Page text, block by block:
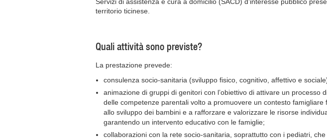
territorio ticinese.
Quali attività sono previste?
La prestazione prevede:
consulenza socio-sanitaria (sviluppo fisico, cognitivo, affettivo e
animazione di gruppi di genitori con l’obiettivo di attivare un processo
delle competenze parentali volto a promuovere un contesto famigliare
allo sviluppo dei bambini e a rafforzare e valorizzare le risorse
garantendo un intervento educativo con le famiglie;
collaborazioni con la rete socio-sanitaria, soprattutto con i pediatri,